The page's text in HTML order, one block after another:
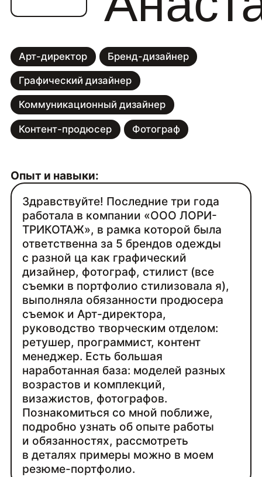
Арт-директор Бренд-дизайнер
Графический дизайнер
Коммуникационный дизайнер
Контент-продюсер Фотограф
Опыт и навыки:
Здравствуйте! Последние три года
работала в компании «ООО ЛОРИ-
ТРИКОТАЖ», в рамка которой была
ответственна за 5 брендов одежды
с разной ца как графический
дизайнер, фотограф, стилист (все
съемки в портфолио стилизовала я),
выполняла обязанности продюсера
съемок и Арт-директора,
руководство творческим отделом:
ретушер, программист, контент
менеджер. Есть большая
наработанная база: моделей разных
возрастов и комплекций,
визажистов, фотографов.
Познакомиться со мной поближе,
подробно узнать об опыте работы
и обязанностях, рассмотреть
в деталях примеры можно в моем
резюме-портфолио.